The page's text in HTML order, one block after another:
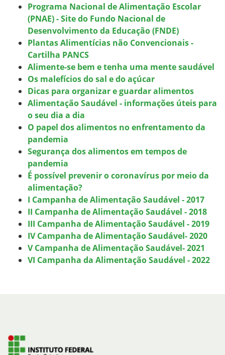
Programa Nacional de Alimentação Escolar
(PNAE) - Site do Fundo Nacional de
Desenvolvimento da Educação (FNDE)
Plantas Alimentícias não Convencionais -
Cartilha PANCS
Alimente-se bem e tenha uma mente saudável
Os malefícios do sal e do açúcar
Dicas para organizar e guardar alimentos
Alimentação Saudável - informações úteis para
o seu dia a dia
O papel dos alimentos no enfrentamento da
pandemia
Segurança dos alimentos em tempos de
pandemia
É possível prevenir o coronavírus por meio da
alimentação?
I Campanha de Alimentação Saudável - 2017
II Campanha de Alimentação Saudável - 2018
III Campanha de Alimentação Saudável - 2019
IV Campanha de Alimentação Saudável- 2020
V Campanha de Alimentação Saudável- 2021
VI Campanha da Alimentação Saudável - 2022